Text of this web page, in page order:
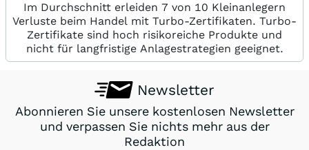
Im Durchschnitt erleiden 7 von 10 Kleinanlegern
Verluste beim Handel mit Turbo-Zertifikaten. Turbo-
Zertifikate sind hoch risikoreiche Produkte und
nicht für langfristige Anlagestrategien geeignet.
Newsletter
Abonnieren Sie unsere kostenlosen Newsletter
und verpassen Sie nichts mehr aus der
Redaktion